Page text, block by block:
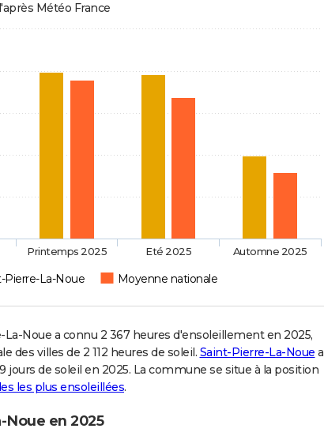
Météo France
Pierre-La-Noue Moyenne nationale
Printemps 2025 Eté 2025 Automne 2025
Noue a connu 2 367 heures d'ensoleillement en 2025,
des villes de 2 112 heures de soleil. Saint-Pierre-La-Noue a
jours de soleil en 2025. La commune se situe à la position
les plus ensoleillées.
Noue en 2025